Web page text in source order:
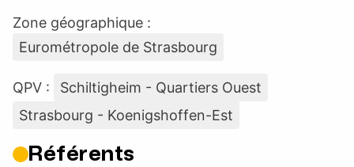
Zone géographique :
Eurométropole de Strasbourg
QPV :
Schiltigheim - Quartiers Ouest
Strasbourg - Koenigshoffen-Est
Référents